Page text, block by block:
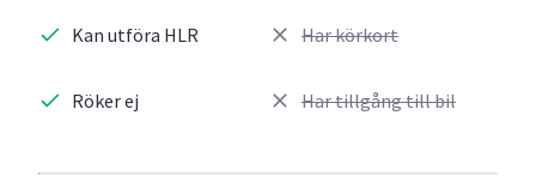
Kan utföra HLR
Röker ej
Har körkort
Har tillgång till bil